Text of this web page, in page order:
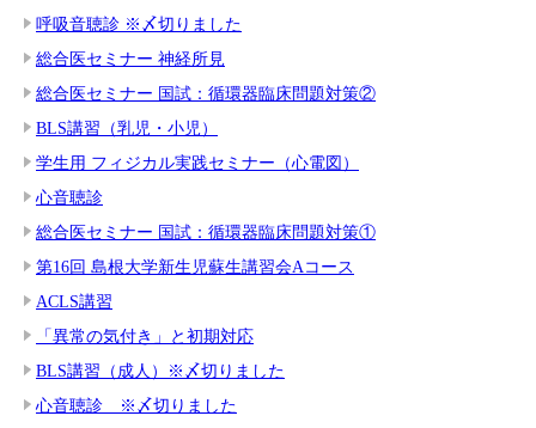
呼吸音聴診 ※〆切りました
総合医セミナー 神経所見
総合医セミナー 国試：循環器臨床問題対策②
BLS講習（乳児・小児）
学生用 フィジカル実践セミナー（心電図）
心音聴診
総合医セミナー 国試：循環器臨床問題対策①
第16回 島根大学新生児蘇生講習会Aコース
ACLS講習
「異常の気付き」と初期対応
BLS講習（成人）※〆切りました
心音聴診 ※〆切りました